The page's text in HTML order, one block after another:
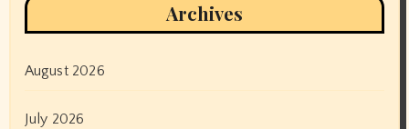
Archives
August 2026
July 2026